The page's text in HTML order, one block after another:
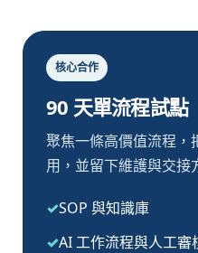
核心合作
90 天單流程試點
聚焦一條高價值流程，
用，並留下維護與交接
SOP 與知識庫
AI 工作流程與人工審